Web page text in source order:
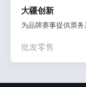
大疆创新
为品牌赛事提供票
批发零售